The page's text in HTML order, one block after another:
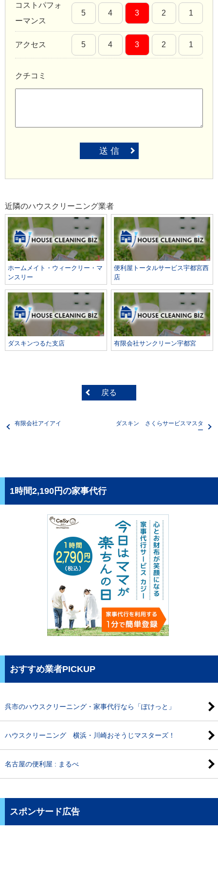
コストパフォ
ーマンス
5 4 3 2 1
アクセス 5 4 3 2 1
クチコミ
送 信
近隣のハウスクリーニング業者
ホームメイト・ウィークリー・マ
ンスリー
便利屋トータルサービス宇都宮西
店
ダスキンつるた支店 有限会社サンクリーン宇都宮
戻る
有限会社アイアイ
ダスキン さくらサービスマスタ
ー
1時間2,190円の家事代行
おすすめ業者PICKUP
呉市のハウスクリーニング・家事代行なら「ぽけっと」
ハウスクリーニング 横浜・川崎おそうじマスターズ！
名古屋の便利屋 : まるべ
スポンサード広告